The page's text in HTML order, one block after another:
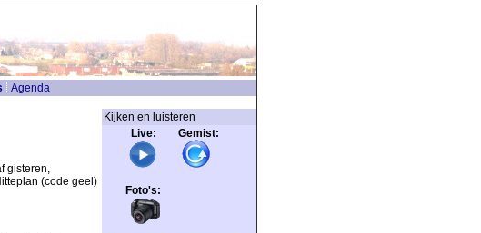
Agenda
gisteren,
(code geel)
Kijken en luisteren
Live: Gemist:
Foto's: